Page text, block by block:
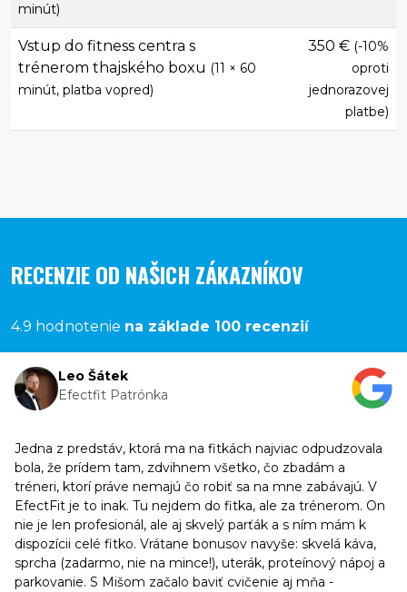
minút)
Vstup do fitness centra s
trénerom thajského boxu (11 × 60
minút, platba vopred)
350 € (-10%
oproti
jednorazovej
platbe)
RECENZIE OD NAŠICH ZÁKAZNÍKOV
4.9 hodnotenie na základe 100 recenzií
Leo Šátek
Efectfit Patrónka
Jedna z predstáv, ktorá ma na fitkách najviac odpudzovala
bola, že prídem tam, zdvihnem všetko, čo zbadám a
tréneri, ktorí práve nemajú čo robiť sa na mne zabávajú. V
EfectFit je to inak. Tu nejdem do fitka, ale za trénerom. On
nie je len profesionál, ale aj skvelý parťák a s ním mám k
dispozícii celé fitko. Vrátane bonusov navyše: skvelá káva,
sprcha (zadarmo, nie na mince!), uterák, proteínový nápoj a
parkovanie. S Mišom začalo baviť cvičenie aj mňa -